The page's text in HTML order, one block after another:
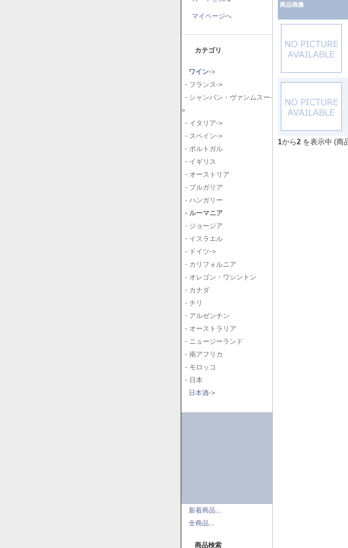
マイページへ
カテゴリ
ワイン->
- フランス->
- シャンパン・ヴァンムスー-
>
- イタリア->
- スペイン->
- ポルトガル
- イギリス
- オーストリア
- ブルガリア
- ハンガリー
- ルーマニア
- ジョージア
- イスラエル
- ドイツ->
- カリフォルニア
- オレゴン・ワシントン
- カナダ
- チリ
- アルゼンチン
- オーストラリア
- ニュージーランド
- 南アフリカ
- モロッコ
- 日本
日本酒->
新着商品...
全商品...
商品検索
商品画像
1から2 を表示中 (商